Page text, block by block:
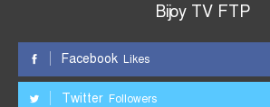
Bijoy TV FTP
Facebook Likes
Twitter Followers